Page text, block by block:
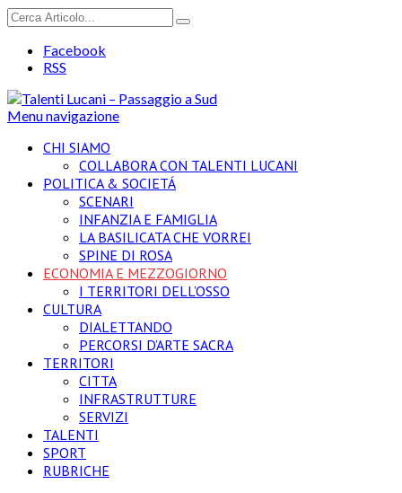
Facebook
RSS
Menu navigazione
CHI SIAMO
COLLABORA CON TALENTI LUCANI
POLITICA & SOCIETÁ
SCENARI
INFANZIA E FAMIGLIA
LA BASILICATA CHE VORREI
SPINE DI ROSA
ECONOMIA E MEZZOGIORNO
I TERRITORI DELL’OSSO
CULTURA
DIALETTANDO
PERCORSI D’ARTE SACRA
TERRITORI
CITTA
INFRASTRUTTURE
SERVIZI
TALENTI
SPORT
RUBRICHE